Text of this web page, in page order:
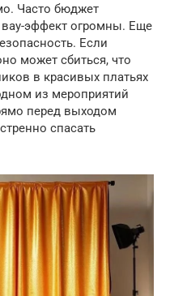
Часто бюджет
вау-эффект огромны. Еще
Если
может сбиться, что
в красивых платьях
из мероприятий
перед выходом
спасать